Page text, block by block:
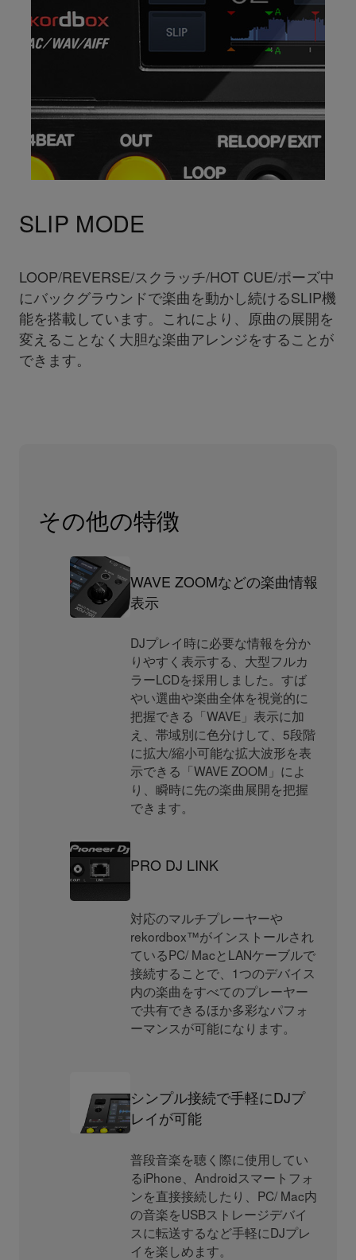
SLIP MODE
LOOP/REVERSE/スクラッチ/HOT CUE/ポーズ中
にバックグラウンドで楽曲を動かし続けるSLIP機
能を搭載しています。これにより、原曲の展開を
変えることなく大胆な楽曲アレンジをすることが
できます。
その他の特徴
WAVE ZOOMなどの楽曲情報
表示
DJプレイ時に必要な情報を分か
りやすく表示する、大型フルカ
ラーLCDを採用しました。すば
やい選曲や楽曲全体を視覚的に
把握できる「WAVE」表示に加
え、帯域別に色分けして、5段階
に拡大/縮小可能な拡大波形を表
示できる「WAVE ZOOM」によ
り、瞬時に先の楽曲展開を把握
できます。
PRO DJ LINK
対応のマルチプレーヤーや
rekordbox™がインストールされ
ているPC/ MacとLANケーブルで
接続することで、1つのデバイス
内の楽曲をすべてのプレーヤー
で共有できるほか多彩なパフォ
ーマンスが可能になります。
シンプル接続で手軽にDJプ
レイが可能
普段音楽を聴く際に使用してい
るiPhone、Androidスマートフォ
ンを直接接続したり、PC/ Mac内
の音楽をUSBストレージデバイ
スに転送するなど手軽にDJプレ
イを楽しめます。